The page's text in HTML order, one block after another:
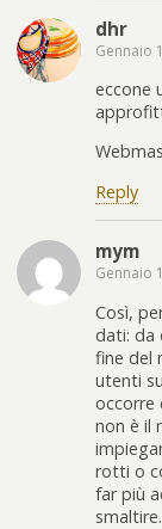
dhr
Gennaio
eccone
Reply
mym
Gennaio
Così,
dati: da
fine del
utenti
occorre
non è il
rotti o
far più
smaltire.